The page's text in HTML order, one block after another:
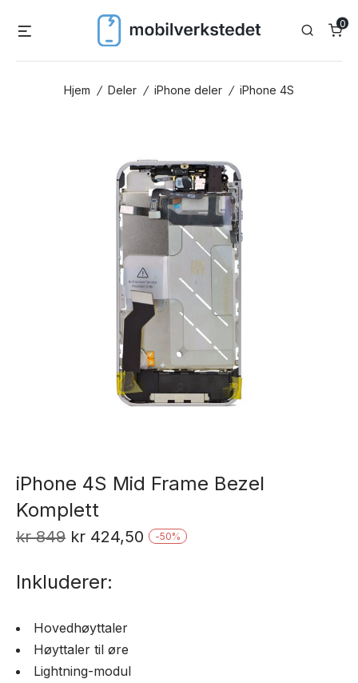
Search
0
Hjem / Deler / iPhone deler / iPhone 4S
iPhone 4S Mid Frame Bezel
Komplett
kr849 Opprinnelig
var:
kr 424,50 Nåværende
-50%
Inkluderer:
Hovedhøyttaler
Høyttaler til øre
Lightning-modul